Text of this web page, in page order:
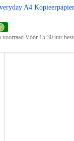
A4
voorraad Vóór 15:30 uur